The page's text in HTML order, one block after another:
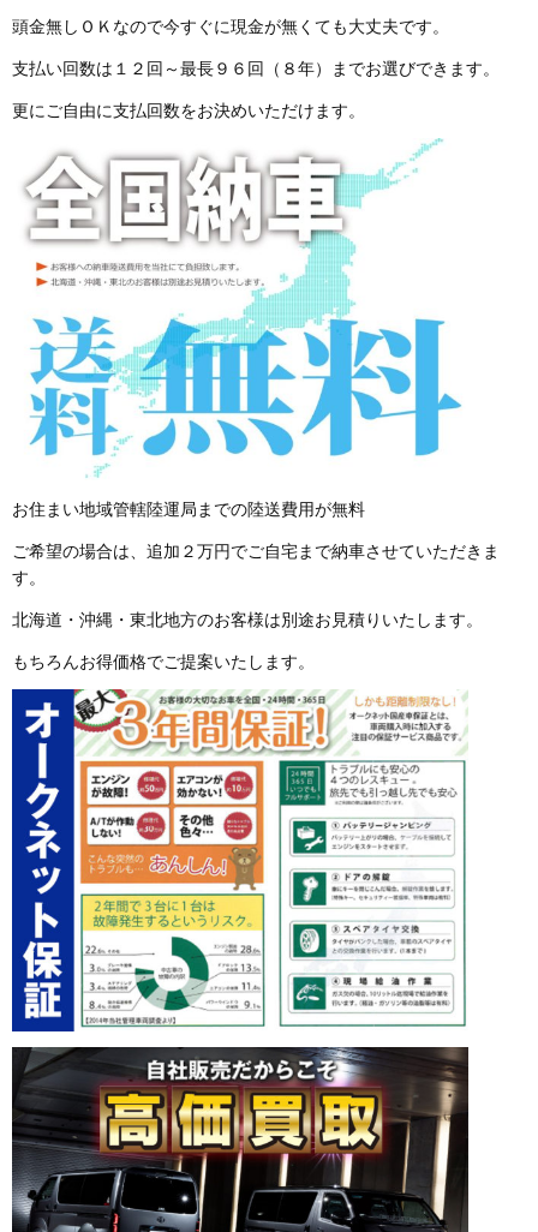
頭金無しＯＫなので今すぐに現金が無くても大丈夫です。
支払い回数は１２回～最長９６回（８年）までお選びできます。
更にご自由に支払回数をお決めいただけます。
お住まい地域管轄陸運局までの陸送費用が無料
ご希望の場合は、追加２万円でご自宅まで納車させていただきま
す。
北海道・沖縄・東北地方のお客様は別途お見積りいたします。
もちろんお得価格でご提案いたします。